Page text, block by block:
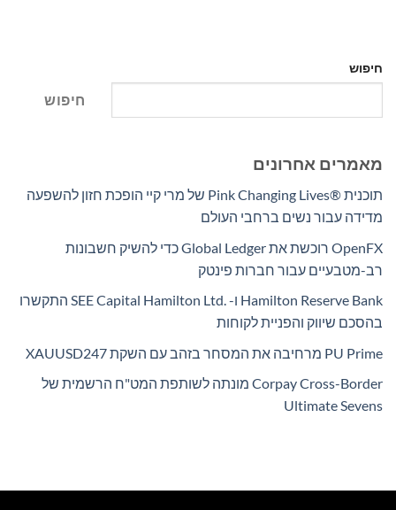
חיפוש
חיפוש
מאמרים אחרונים
תוכנית Pink Changing Lives®‎ של מרי קיי הופכת חזון להשפעה
מדידה עבור נשים ברחבי העולם
OpenFX רוכשת את Global Ledger כדי להשיק חשבונות
רב-מטבעיים עבור חברות פינטק
Hamilton Reserve Bank ו- SEE Capital Hamilton Ltd.‎ התקשרו
בהסכם שיווק והפניית לקוחות
PU Prime מרחיבה את המסחר בזהב עם השקת XAUUSD247
Corpay Cross-Border מונתה לשותפת המט"ח הרשמית של
Ultimate Sevens